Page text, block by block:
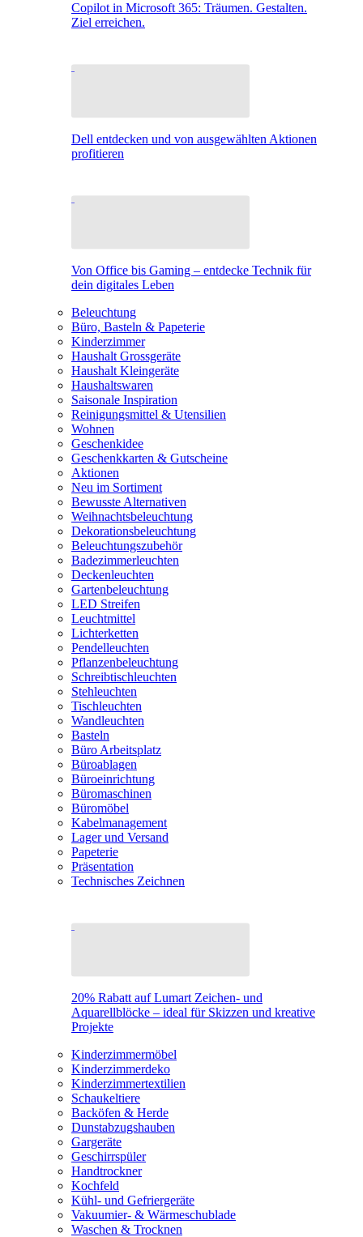
Copilot in Microsoft 365: Träumen. Gestalten.
Ziel erreichen.
Dell entdecken und von ausgewählten Aktionen
profitieren
Von Office bis Gaming – entdecke Technik für
dein digitales Leben
Beleuchtung
Büro, Basteln & Papeterie
Kinderzimmer
Haushalt Grossgeräte
Haushalt Kleingeräte
Haushaltswaren
Saisonale Inspiration
Reinigungsmittel & Utensilien
Wohnen
Geschenkidee
Geschenkkarten & Gutscheine
Aktionen
Neu im Sortiment
Bewusste Alternativen
Weihnachtsbeleuchtung
Dekorationsbeleuchtung
Beleuchtungszubehör
Badezimmerleuchten
Deckenleuchten
Gartenbeleuchtung
LED Streifen
Leuchtmittel
Lichterketten
Pendelleuchten
Pflanzenbeleuchtung
Schreibtischleuchten
Stehleuchten
Tischleuchten
Wandleuchten
Basteln
Büro Arbeitsplatz
Büroablagen
Büroeinrichtung
Büromaschinen
Büromöbel
Kabelmanagement
Lager und Versand
Papeterie
Präsentation
Technisches Zeichnen
20% Rabatt auf Lumart Zeichen- und
Aquarellblöcke – ideal für Skizzen und kreative
Projekte
Kinderzimmermöbel
Kinderzimmerdeko
Kinderzimmertextilien
Schaukeltiere
Backöfen & Herde
Dunstabzugshauben
Gargeräte
Geschirrspüler
Handtrockner
Kochfeld
Kühl- und Gefriergeräte
Vakuumier- & Wärmeschublade
Waschen & Trocknen